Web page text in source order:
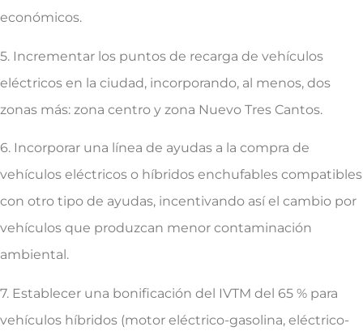
económicos.
5. Incrementar los puntos de recarga de vehículos
eléctricos en la ciudad, incorporando, al menos, dos
zonas más: zona centro y zona Nuevo Tres Cantos.
6. Incorporar una línea de ayudas a la compra de
vehículos eléctricos o híbridos enchufables compatibles
con otro tipo de ayudas, incentivando así el cambio por
vehículos que produzcan menor contaminación
ambiental.
7. Establecer una bonificación del IVTM del 65 % para
vehículos híbridos (motor eléctrico-gasolina, eléctrico-